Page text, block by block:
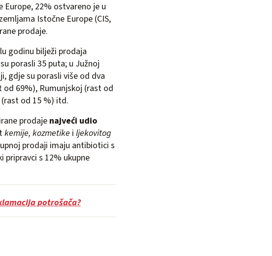
22% ostvareno je u
Istočne Europe (CIS,
prodaje.
godinu bilježi prodaja
porasli 35 puta; u Južnoj
gdje su porasli više od dva
69%), Rumunjskoj (rast od
od 15 %) itd.
prodaje najveći udio
kemije, kozmetike i ljekovitog
prodaji imaju antibiotici s
pripravci s 12% ukupne
potrošača?